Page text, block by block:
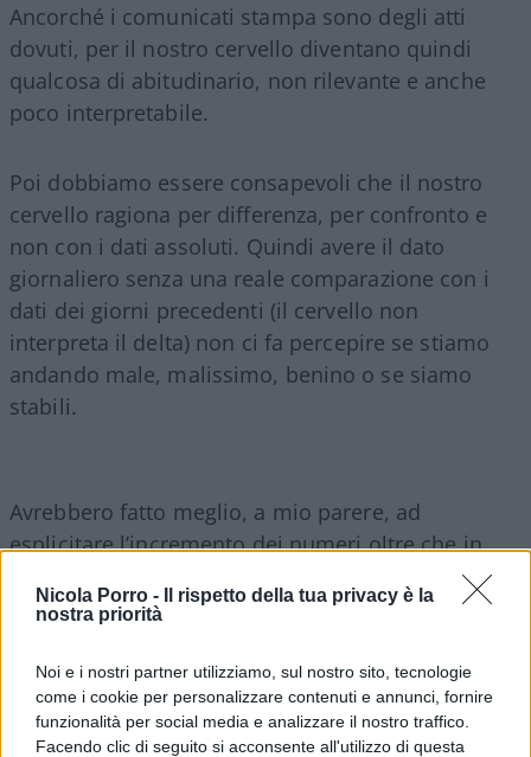
Nicola Porro -
Il rispetto della tua privacy è la
nostra priorità
Noi e i nostri partner utilizziamo, sul nostro sito, tecnologie
come i cookie per personalizzare contenuti e annunci, fornire
funzionalità per social media e analizzare il nostro traffico.
Facendo clic di seguito si acconsente all'utilizzo di questa
Ancorché i comunicati stampa sono degli atti
dovuti, per il nostro cervello diventano quindi
qualcosa di abitudinario, non rilevante e anche
poco interpretabile.
Poi dobbiamo essere consapevoli che il nostro
cervello ragiona per differenza, per confronto e
non con i dati assoluti. Quindi avere il dato
giornaliero senza una reale comparazione con i
dati dei giorni precedenti (il cervello non
interpreta il delta) non ci fa percepire se stiamo
andando male, malissimo, benino o se siamo
stabili.
Avrebbero fatto meglio, a mio parere, ad
esplicitare l’incremento dei numeri oltre che in
Aggiungendo anche una curva tendenziale, che
Solo ieri ci hanno mostrato delle curve durante i
comunicati stampa, in occasione del
raggiungimento (forse) del plateau dei contagi.